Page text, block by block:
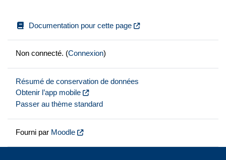
Documentation pour cette page
Non connecté. (Connexion)
Résumé de conservation de données
Obtenir l’app mobile
Passer au thème standard
Fourni par Moodle